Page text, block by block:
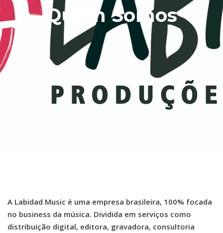
Quem Somos
A Labidad Music é uma empresa brasileira, 100% focada
no business da música. Dividida em serviços como
distribuição digital, editora, gravadora, consultoria